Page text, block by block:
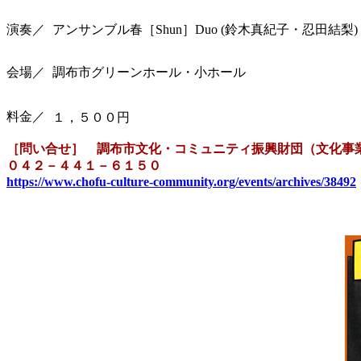
演奏／ アンサンブル春［Shun］Duo (鈴木真紀子・忍田結梨)
会場／ 調布市グリーンホール・小ホール
料金／ １，５００円
［問い合せ］ 調布市文化・コミュニティ振興財団（文化事
０４２－４４１－６１５０
https://www.chofu-culture-community.org/events/archives/38492